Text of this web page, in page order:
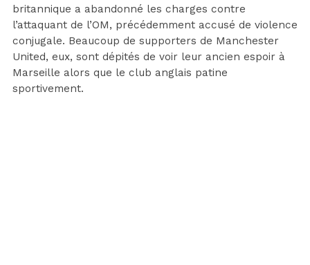
britannique a abandonné les charges contre
l’attaquant de l’OM, précédemment accusé de violence
conjugale. Beaucoup de supporters de Manchester
United, eux, sont dépités de voir leur ancien espoir à
Marseille alors que le club anglais patine
sportivement.